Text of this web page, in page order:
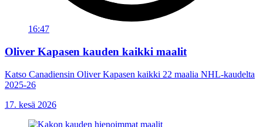
16:47
Oliver Kapasen kauden kaikki maalit
Katso Canadiensin Oliver Kapasen kaikki 22 maalia NHL-kaudelta
2025-26
17. kesä 2026